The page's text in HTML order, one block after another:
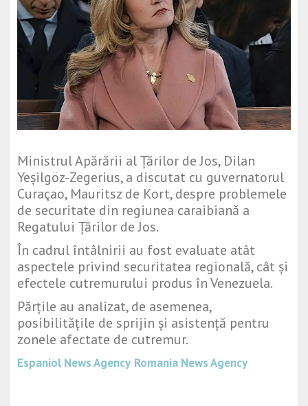
Ministrul Apărării al Țărilor de Jos, Dilan
Yeşilgöz-Zegerius, a discutat cu guvernatorul
Curaçao, Mauritsz de Kort, despre problemele
de securitate din regiunea caraibiană a
Regatului Țărilor de Jos.
În cadrul întâlnirii au fost evaluate atât
aspectele privind securitatea regională, cât și
efectele cutremurului produs în Venezuela.
Părțile au analizat, de asemenea,
posibilitățile de sprijin și asistență pentru
zonele afectate de cutremur.
Espaniol News Agency Romania News Agency